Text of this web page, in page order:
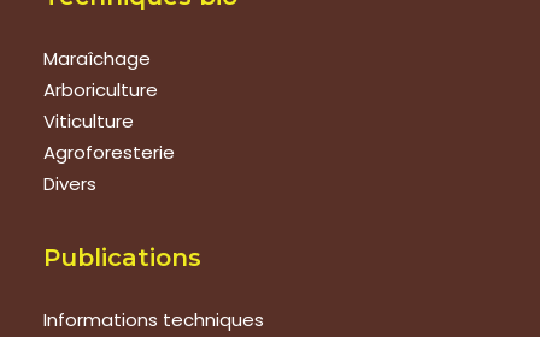
Maraîchage
Arboriculture
Viticulture
Agroforesterie
Divers
Publications
Informations techniques